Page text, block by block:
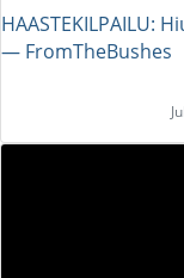
HAASTEKILPAILU:
― FromTheBushes